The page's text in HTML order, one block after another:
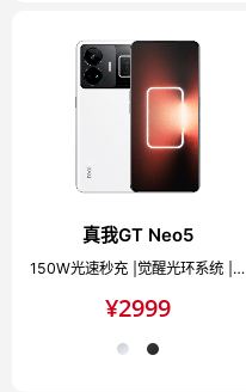
真我GT Neo5
150W光速秒充 |觉醒光环系统 |144Hz 1.5K旗舰直屏
¥2999